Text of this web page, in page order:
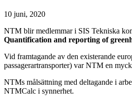
10 juni, 2020
NTM blir medlemmar i SIS Tekniska
Quantification and reporting of
Vid framtagande av den existerande
passagerartransporter) var NTM en
NTMs målsättning med deltagande i
NTMCalc i synnerhet.